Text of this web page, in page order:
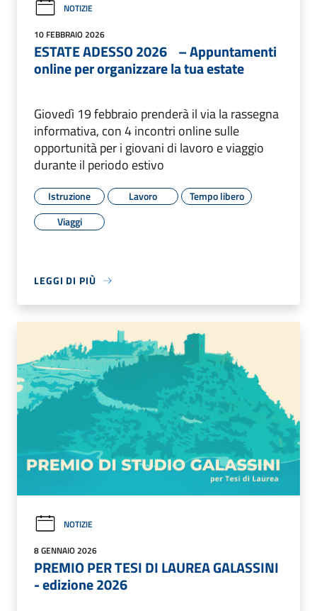
NOTIZIE
10 FEBBRAIO 2026
ESTATE ADESSO 2026 – Appuntamenti
online per organizzare la tua estate
Giovedì 19 febbraio prenderà il via la rassegna
informativa, con 4 incontri online sulle
opportunità per i giovani di lavoro e viaggio
durante il periodo estivo
Istruzione Lavoro
Tempo libero
Viaggi
LEGGI DI PIÙ
NOTIZIE
8 GENNAIO 2026
PREMIO PER TESI DI LAUREA GALASSINI
- edizione 2026